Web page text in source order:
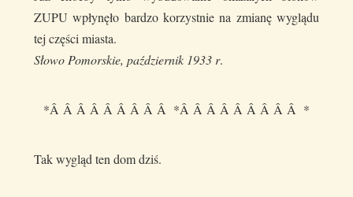
ZUPU wpłynęło bardzo korzystnie na zmianę wyglądu
tej części miasta.
Słowo Pomorskie, październik 1933 r.
*Â Â Â Â Â Â Â Â Â *Â Â Â Â Â Â Â Â Â *
Tak wygląd ten dom dziś.